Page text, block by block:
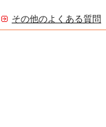
その他のよくある質問